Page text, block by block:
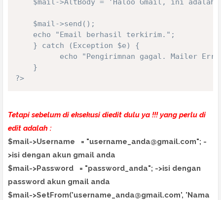
$mail->AltBody = 'Haloo Gmail, ini
    $mail->send();
    echo "Email berhasil terkirim.";
    } catch (Exception $e) {
echo "Pengirimnan gagal. Mailer
    }
?>
Tetapi sebelum di eksekusi diedit dulu ya !!! yang perlu di
edit adalah :
$mail->Username = "username_anda@gmail.com"; -
>isi dengan akun gmail anda
$mail->Password = "password_anda"; ->isi dengan
password akun gmail anda
$mail->SetFrom('username_anda@gmail.com', 'Nama